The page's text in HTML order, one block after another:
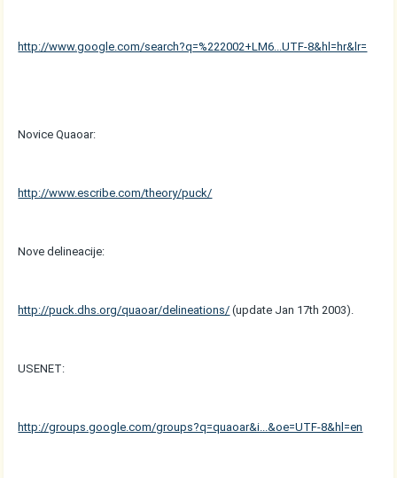
http://www.google.com/search?q=%222002+LM6...UTF-8&hl=hr&lr=
Novice Quaoar:
http://www.escribe.com/theory/puck/
Nove delineacije:
http://puck.dhs.org/quaoar/delineations/ (update Jan 17th 2003).
USENET:
http://groups.google.com/groups?q=quaoar&i...&oe=UTF-8&hl=en